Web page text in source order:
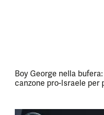
Boy George nella
canzone pro-Israele per